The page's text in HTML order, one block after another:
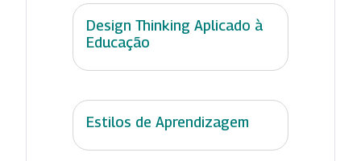
Design Thinking Aplicado à
Educação
Estilos de Aprendizagem